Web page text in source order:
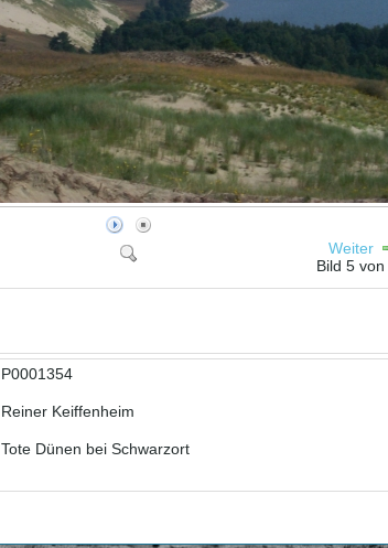
Weiter
Bild 5
P0001354
Reiner Keiffenheim
Tote Dünen bei Schwarzort